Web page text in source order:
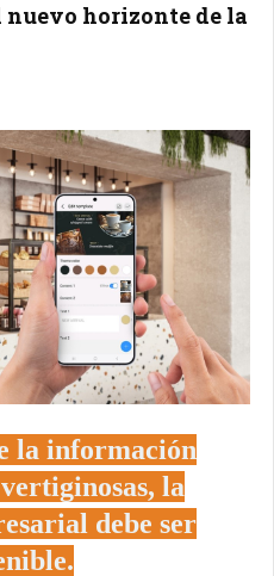
horizonte de la
la información
la
debe ser